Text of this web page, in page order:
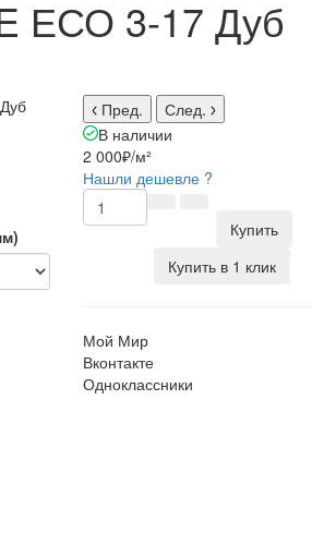
ЕСО 3-17 Дуб
Пред.
След.
В наличии
2 000₽/м²
Нашли дешевле ?
Купить
Купить в 1 клик
Мой Мир
Вконтакте
Одноклассники